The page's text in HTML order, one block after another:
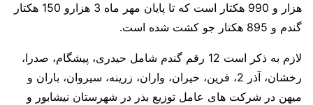
هزار و 990 هکتار است که تا پایان مهر ماه 3 هزارو 150 هکتار
گندم و 895 هکتار جو کشت شده است.
لازم به ذکر است 12 رقم گندم شامل حیدری، پیشگام، صدرا،
رخشان، آذر 2، فرین، حیران، واران، زرینه، سیروان، باران و
میهن در شرکت های عامل توزیع بذر در شهرستان نیشابور و